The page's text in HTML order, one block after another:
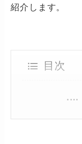
紹介します。
目次